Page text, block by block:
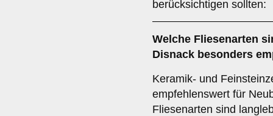
berücksichtigen sollten:
Welche Fliesenarten
Disnack besonders
Keramik- und
empfehlenswert für
Fliesenarten sind